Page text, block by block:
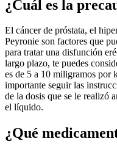
¿Cuál es la
El cáncer de próstata, el
Peyronie son factores que
para tratar una disfunción
largo plazo, te puedes
es de 5 a 10 miligramos por
importante seguir las
de la dosis que se le realizó
el líquido.
¿Qué